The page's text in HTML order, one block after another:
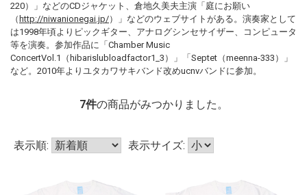
220）」などのCDジャケット、倉地久美夫主演「庭にお願い
（ http://niwanionegai.jp/）」などのウェブサイトがある。演奏家として
は1998年頃よりピックギター、アナログシンセサイザー、コンピュータ
等を演奏。参加作品に「Chamber Music
ConcertVol.1（hibarislubloadfactor1_3）」「Septet（meenna-333）」
など。2010年よりユタカワサキバンド改めucnvバンドに参加。
7件の商品がみつかりました。
表示順: 表示サイズ: